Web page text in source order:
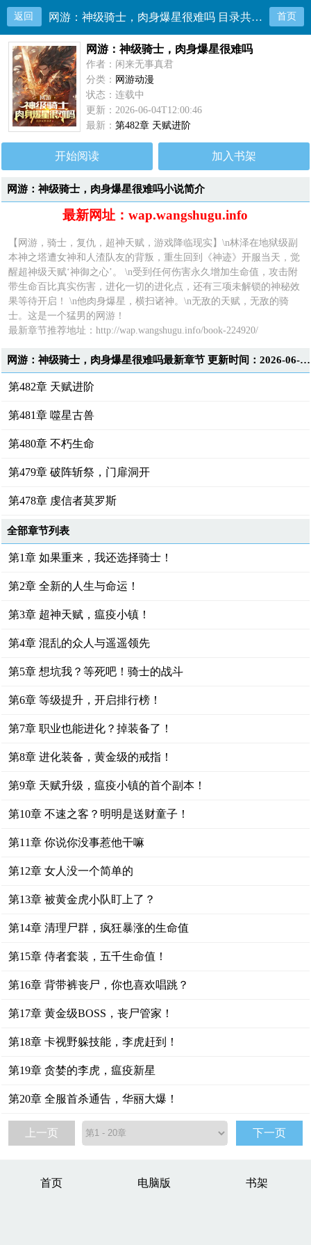
返回 网游：神级骑士，肉身爆星很难吗 目录共480章 首页
网游：神级骑士，肉身爆星很难吗
作者：闲来无事真君
分类： 网游动漫
状态：连载中
更新：2026-06-04T12:00:46
最新：第482章 天赋进阶
开始阅读 加入书架
网游：神级骑士，肉身爆星很难吗小说简介
最新网址：wap.wangshugu.info
【网游，骑士，复仇，超神天赋，游戏降临现实】\n林泽在地狱级副
本神之塔遭女神和人渣队友的背叛，重生回到《神迹》开服当天，觉
醒超神级天赋‘神御之心’。 \n受到任何伤害永久增加生命值，攻击附
带生命百比真实伤害，进化一切的进化点，还有三项未解锁的神秘效
果等待开启！ \n他肉身爆星，横扫诸神。\n无敌的天赋，无敌的骑
士。这是一个猛男的网游！
最新章节推荐地址：http://wap.wangshugu.info/book-224920/
网游：神级骑士，肉身爆星很难吗最新章节 更新时间：2026-06-04T12:00:46
第482章 天赋进阶
第481章 噬星古兽
第480章 不朽生命
第479章 破阵斩祭，门扉洞开
第478章 虔信者莫罗斯
全部章节列表
第1章 如果重来，我还选择骑士！
第2章 全新的人生与命运！
第3章 超神天赋，瘟疫小镇！
第4章 混乱的众人与遥遥领先
第5章 想坑我？等死吧！骑士的战斗
第6章 等级提升，开启排行榜！
第7章 职业也能进化？掉装备了！
第8章 进化装备，黄金级的戒指！
第9章 天赋升级，瘟疫小镇的首个副本！
第10章 不速之客？明明是送财童子！
第11章 你说你没事惹他干嘛
第12章 女人没一个简单的
第13章 被黄金虎小队盯上了？
第14章 清理尸群，疯狂暴涨的生命值
第15章 侍者套装，五千生命值！
第16章 背带裤丧尸，你也喜欢唱跳？
第17章 黄金级BOSS，丧尸管家！
第18章 卡视野躲技能，李虎赶到！
第19章 贪婪的李虎，瘟疫新星
第20章 全服首杀通告，华丽大爆！
上一页 下一页
首页 电脑版 书架